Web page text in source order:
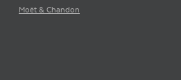
Moët & Chandon